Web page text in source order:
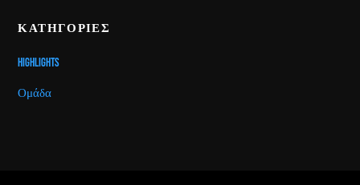
ΚΑΤΗΓΟΡΙΕΣ
Highlights
Ομάδα